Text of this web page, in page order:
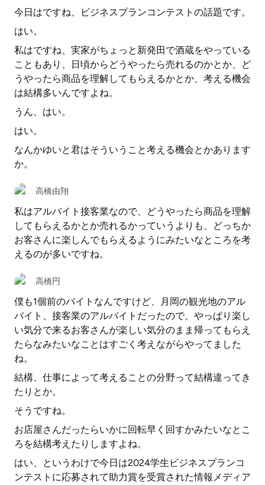
今日はですね、ビジネスプランコンテストの話題です。
はい。
私はですね、実家がちょっと新発田で酒蔵をやっている
こともあり、日頃からどうやったら売れるのかとか、ど
うやったら商品を理解してもらえるかとか、考える機会
は結構多いんですよね。
うん、はい。
はい。
なんかゆいと君はそういうこと考える機会とかあります
か。
高橋由翔
私はアルバイト接客業なので、どうやったら商品を理解
してもらえるかとか売れるかっていうよりも、どっちか
お客さんに楽しんでもらえるようにみたいなところを考
えるのが多いですね。
高橋円
僕も1個前のバイトなんですけど、月岡の観光地のアル
バイト、接客業のアルバイトだったので、やっぱり楽し
い気分で来るお客さんが楽しい気分のまま帰ってもらえ
たらなみたいなことはすごく考えながらやってました
ね。
結構、仕事によって考えることの分野って結構違ってき
たりとか。
そうですね。
お店屋さんだったらいかに回転早く回すかみたいなとこ
ろを結構考えたりしますよね。
はい、というわけで今日は2024学生ビジネスプランコ
ンテストに応募されて助力賞を受賞された情報メディア